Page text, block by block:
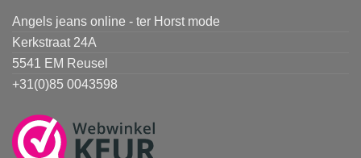
Angels jeans online - ter Horst mode
Kerkstraat 24A
5541 EM Reusel
+31(0)85 0043598